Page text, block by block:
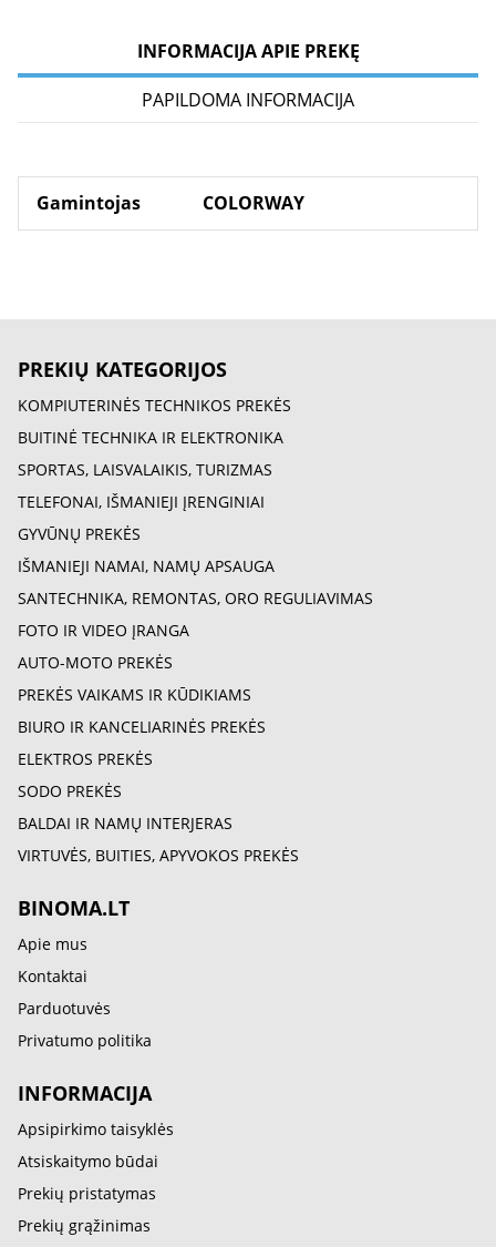
INFORMACIJA APIE PREKĘ
PAPILDOMA INFORMACIJA
Gamintojas COLORWAY
PREKIŲ KATEGORIJOS
KOMPIUTERINĖS TECHNIKOS PREKĖS
BUITINĖ TECHNIKA IR ELEKTRONIKA
SPORTAS, LAISVALAIKIS, TURIZMAS
TELEFONAI, IŠMANIEJI ĮRENGINIAI
GYVŪNŲ PREKĖS
IŠMANIEJI NAMAI, NAMŲ APSAUGA
SANTECHNIKA, REMONTAS, ORO REGULIAVIMAS
FOTO IR VIDEO ĮRANGA
AUTO-MOTO PREKĖS
PREKĖS VAIKAMS IR KŪDIKIAMS
BIURO IR KANCELIARINĖS PREKĖS
ELEKTROS PREKĖS
SODO PREKĖS
BALDAI IR NAMŲ INTERJERAS
VIRTUVĖS, BUITIES, APYVOKOS PREKĖS
BINOMA.LT
Apie mus
Kontaktai
Parduotuvės
Privatumo politika
INFORMACIJA
Apsipirkimo taisyklės
Atsiskaitymo būdai
Prekių pristatymas
Prekių grąžinimas